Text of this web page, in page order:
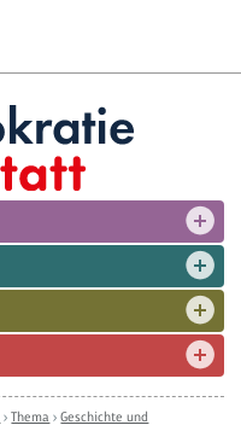
›Thema ›Geschichte und